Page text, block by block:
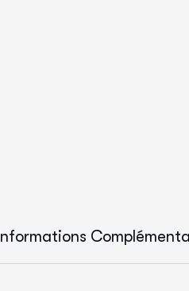
Informations